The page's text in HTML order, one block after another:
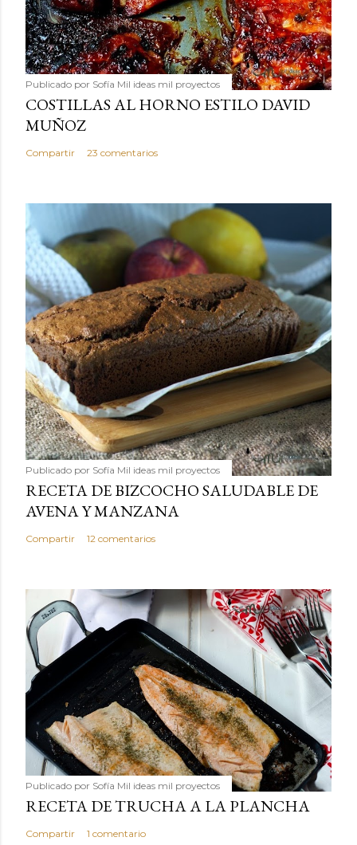
Publicado por Sofía Mil ideas mil proyectos
COSTILLAS AL HORNO ESTILO DAVID
MUÑOZ
Compartir 23 comentarios
Publicado por Sofía Mil ideas mil proyectos
RECETA DE BIZCOCHO SALUDABLE DE
AVENA Y MANZANA
Compartir 12 comentarios
Publicado por Sofía Mil ideas mil proyectos
RECETA DE TRUCHA A LA PLANCHA
Compartir 1 comentario